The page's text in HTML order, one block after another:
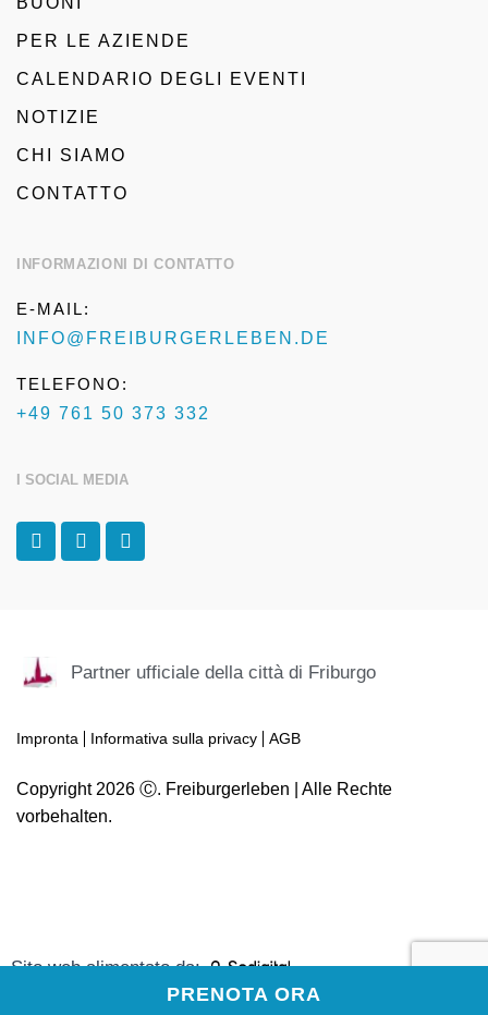
PRENOTA ORA
PER LE AZIENDE
CALENDARIO DEGLI EVENTI
NOTIZIE
CHI SIAMO
CONTATTO
INFORMAZIONI DI CONTATTO
E-MAIL:
INFO@FREIBURGERLEBEN.DE
TELEFONO:
+49 761 50 373 332
I SOCIAL MEDIA
F
a
c
k
-
I
n
s
m
T
r
i
s
Partner ufficiale della città di Friburgo
Copyright 2026 Ⓒ. Freiburgerleben | Alle Rechte
vorbehalten.
Impronta Informativa sulla privacy AGB
Sito web alimentato da: